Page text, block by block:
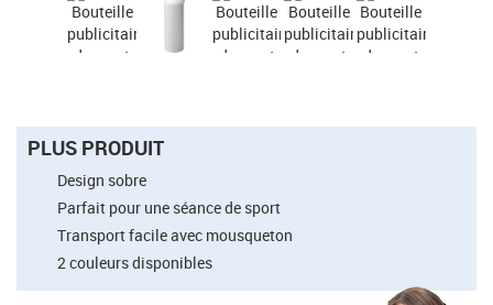
PLUS PRODUIT
Design sobre
Parfait pour une séance de sport
Transport facile avec mousqueton
2 couleurs disponibles